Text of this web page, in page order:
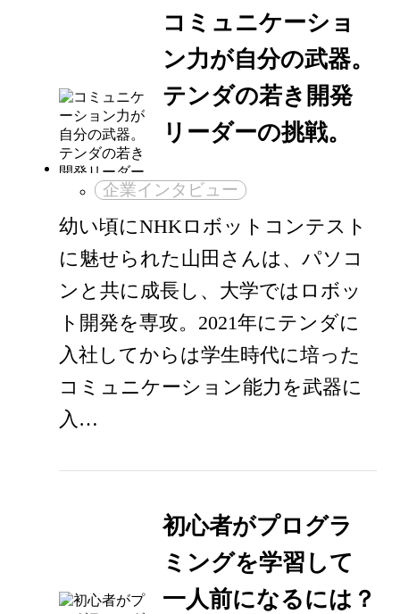
コミュニケーショ
ン力が自分の武器。
テンダの若き開発
リーダーの挑戦。
企業インタビュー
幼い頃にNHKロボットコンテスト
に魅せられた山田さんは、パソコ
ンと共に成長し、大学ではロボッ
ト開発を専攻。2021年にテンダに
入社してからは学生時代に培った
コミュニケーション能力を武器に
入…
初心者がプログラ
ミングを学習して
一人前になるには？